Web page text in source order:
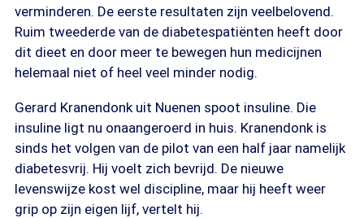
verminderen. De eerste resultaten zijn veelbelovend.
Ruim tweederde van de diabetespatiënten heeft door
dit dieet en door meer te bewegen hun medicijnen
helemaal niet of heel veel minder nodig.
Gerard Kranendonk uit Nuenen spoot insuline. Die
insuline ligt nu onaangeroerd in huis. Kranendonk is
sinds het volgen van de pilot van een half jaar namelijk
diabetesvrij. Hij voelt zich bevrijd. De nieuwe
levenswijze kost wel discipline, maar hij heeft weer
grip op zijn eigen lijf, vertelt hij.